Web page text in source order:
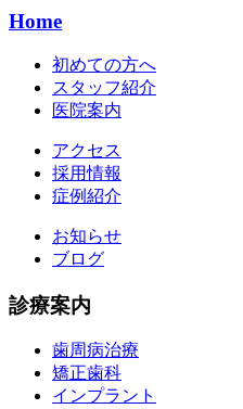
Home
初めての方へ
スタッフ紹介
医院案内
アクセス
採用情報
症例紹介
お知らせ
ブログ
診療案内
歯周病治療
矯正歯科
インプラント